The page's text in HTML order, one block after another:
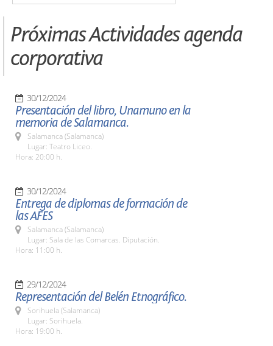
Próximas Actividades agenda
corporativa
30/12/2024
Presentación del libro, Unamuno en la
memoria de Salamanca.
Salamanca (Salamanca)
Lugar: Teatro Liceo.
Hora: 20:00 h.
30/12/2024
Entrega de diplomas de formación de
las AFES
Salamanca (Salamanca)
Lugar: Sala de las Comarcas. Diputación.
Hora: 11:00 h.
29/12/2024
Representación del Belén Etnográfico.
Sorihuela (Salamanca)
Lugar: Sorihuela.
Hora: 19:00 h.